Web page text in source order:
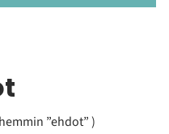
”ehdot” )